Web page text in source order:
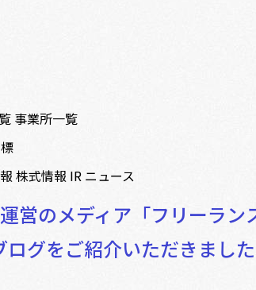
事業所一覧
株式情報 IR ニュース
営のメディア「フリーラ
ログをご紹介いただきました